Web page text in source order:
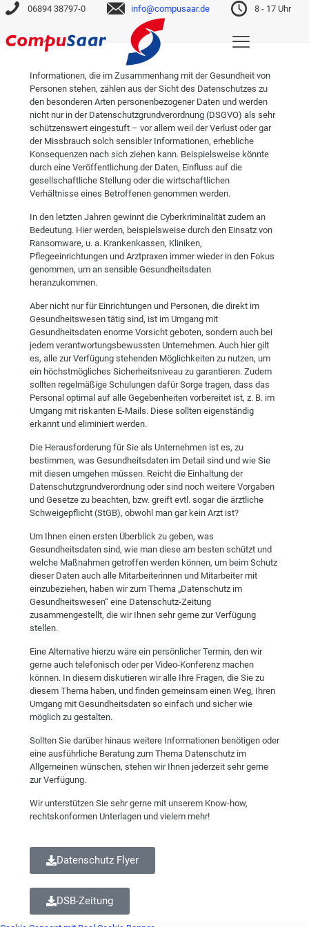
06894 38797-0 info@compusaar.de 8 - 17 Uhr
Informationen, die im Zusammenhang mit der Gesundheit von
Personen stehen, zählen aus der Sicht des Datenschutzes zu
den besonderen Arten personenbezogener Daten und werden
nicht nur in der Datenschutzgrundverordnung (DSGVO) als sehr
schützenswert eingestuft – vor allem weil der Verlust oder gar
der Missbrauch solch sensibler Informationen, erhebliche
Konsequenzen nach sich ziehen kann. Beispielsweise könnte
durch eine Veröffentlichung der Daten, Einfluss auf die
gesellschaftliche Stellung oder die wirtschaftlichen
Verhältnisse eines Betroffenen genommen werden.
In den letzten Jahren gewinnt die Cyberkriminalität zudem an
Bedeutung. Hier werden, beispielsweise durch den Einsatz von
Ransomware, u. a. Krankenkassen, Kliniken,
Pflegeeinrichtungen und Arztpraxen immer wieder in den Fokus
genommen, um an sensible Gesundheitsdaten
heranzukommen.
Aber nicht nur für Einrichtungen und Personen, die direkt im
Gesundheitswesen tätig sind, ist im Umgang mit
Gesundheitsdaten enorme Vorsicht geboten, sondern auch bei
jedem verantwortungsbewussten Unternehmen. Auch hier gilt
es, alle zur Verfügung stehenden Möglichkeiten zu nutzen, um
ein höchstmögliches Sicherheitsniveau zu garantieren. Zudem
sollten regelmäßige Schulungen dafür Sorge tragen, dass das
Personal optimal auf alle Gegebenheiten vorbereitet ist, z. B. im
Umgang mit riskanten E-Mails. Diese sollten eigenständig
erkannt und eliminiert werden.
Die Herausforderung für Sie als Unternehmen ist es, zu
bestimmen, was Gesundheitsdaten im Detail sind und wie Sie
mit diesen umgehen müssen. Reicht die Einhaltung der
Datenschutzgrundverordnung oder sind noch weitere Vorgaben
und Gesetze zu beachten, bzw. greift evtl. sogar die ärztliche
Schweigepflicht (StGB), obwohl man gar kein Arzt ist?
Um Ihnen einen ersten Überblick zu geben, was
Gesundheitsdaten sind, wie man diese am besten schützt und
welche Maßnahmen getroffen werden können, um beim Schutz
dieser Daten auch alle Mitarbeiterinnen und Mitarbeiter mit
einzubeziehen, haben wir zum Thema „Datenschutz im
Gesundheitswesen“ eine Datenschutz-Zeitung
zusammengestellt, die wir Ihnen sehr gerne zur Verfügung
stellen.
Eine Alternative hierzu wäre ein persönlicher Termin, den wir
gerne auch telefonisch oder per Video-Konferenz machen
können. In diesem diskutieren wir alle Ihre Fragen, die Sie zu
diesem Thema haben, und finden gemeinsam einen Weg, Ihren
Umgang mit Gesundheitsdaten so einfach und sicher wie
möglich zu gestalten.
Sollten Sie darüber hinaus weitere Informationen benötigen oder
eine ausführliche Beratung zum Thema Datenschutz im
Allgemeinen wünschen, stehen wir Ihnen jederzeit sehr gerne
zur Verfügung.
Wir unterstützen Sie sehr gerne mit unserem Know-how,
rechtskonformen Unterlagen und vielem mehr!
Datenschutz Flyer
DSB-Zeitung